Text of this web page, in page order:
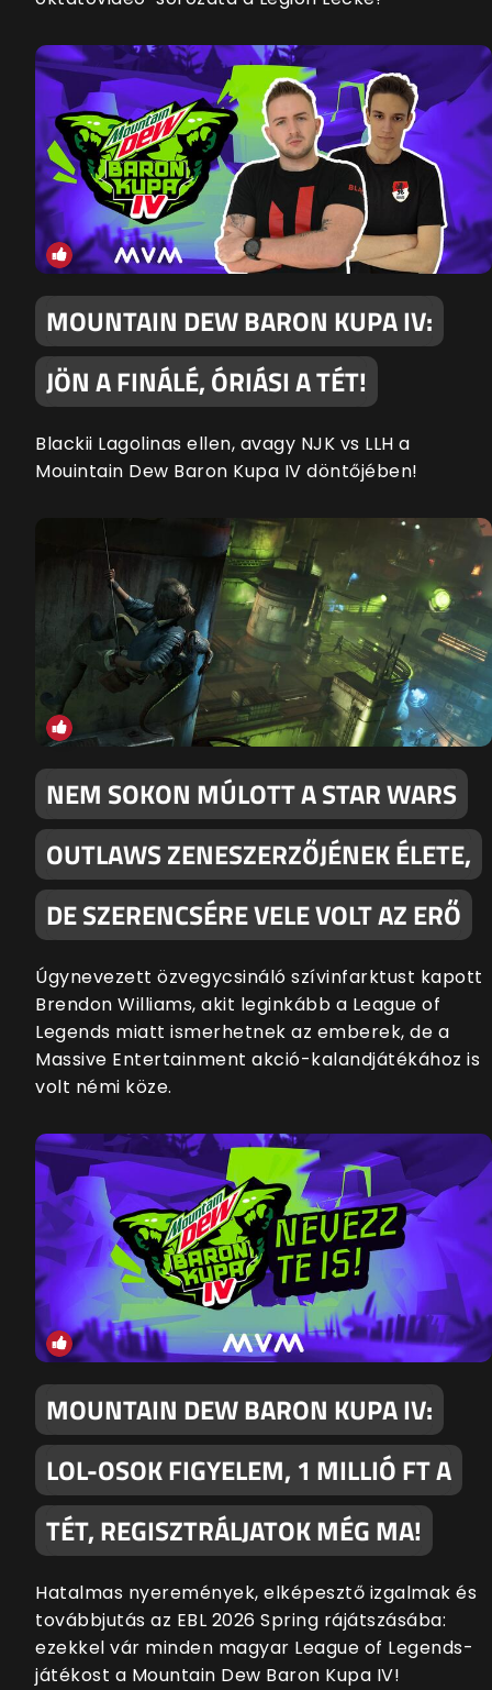
MOUNTAIN DEW BARON KUPA IV:
JÖN A FINÁLÉ, ÓRIÁSI A TÉT!
Blackii Lagolinas ellen, avagy NJK vs LLH a
Mouintain Dew Baron Kupa IV döntőjében!
NEM SOKON MÚLOTT A STAR WARS
OUTLAWS ZENESZERZŐJÉNEK ÉLETE,
DE SZERENCSÉRE VELE VOLT AZ ERŐ
Úgynevezett özvegycsináló szívinfarktust kapott
Brendon Williams, akit leginkább a League of
Legends miatt ismerhetnek az emberek, de a
Massive Entertainment akció-kalandjátékához is
volt némi köze.
MOUNTAIN DEW BARON KUPA IV:
LOL-OSOK FIGYELEM, 1 MILLIÓ FT A
TÉT, REGISZTRÁLJATOK MÉG MA!
Hatalmas nyeremények, elképesztő izgalmak és
továbbjutás az EBL 2026 Spring rájátszásába:
ezekkel vár minden magyar League of Legends-
játékost a Mountain Dew Baron Kupa IV!